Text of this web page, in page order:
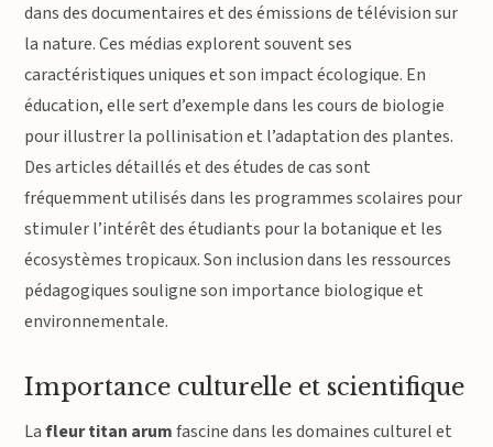
dans des documentaires et des émissions de télévision sur
la nature. Ces médias explorent souvent ses
caractéristiques uniques et son impact écologique. En
éducation, elle sert d’exemple dans les cours de biologie
pour illustrer la pollinisation et l’adaptation des plantes.
Des articles détaillés et des études de cas sont
fréquemment utilisés dans les programmes scolaires pour
stimuler l’intérêt des étudiants pour la botanique et les
écosystèmes tropicaux. Son inclusion dans les ressources
pédagogiques souligne son importance biologique et
environnementale.
Importance culturelle et scientifique
Lafleur titan arumfascine dans les domaines culturel et